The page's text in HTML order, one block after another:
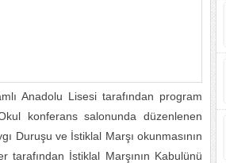
Anadolu Lisesi tarafından program
konferans salonunda düzenlenen
Duruşu ve İstiklal Marşı okunmasının
tarafından İstiklal Marşının Kabulünü